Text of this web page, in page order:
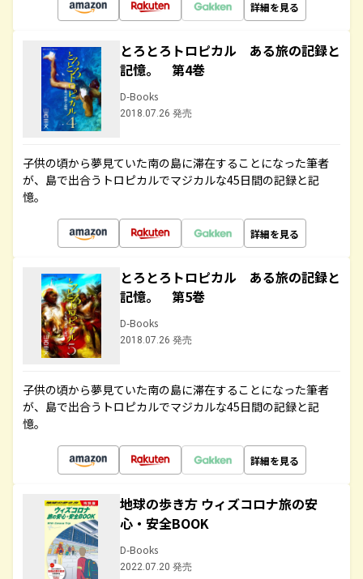
詳細を見る
とろとろトロピカル ある旅の記録と
記憶。 第4巻
D-Books
2018.07.26 発売
子供の頃から夢見ていた南の島に滞在することになった筆者
が、島で出合うトロピカルでマジカルな45日間の記録と記
憶。
詳細を見る
とろとろトロピカル ある旅の記録と
記憶。 第5巻
D-Books
2018.07.26 発売
子供の頃から夢見ていた南の島に滞在することになった筆者
が、島で出合うトロピカルでマジカルな45日間の記録と記
憶。
詳細を見る
地球の歩き方 ウィズコロナ旅の安
心・安全BOOK
D-Books
2022.07.20 発売